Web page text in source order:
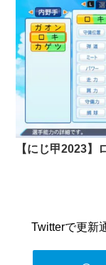
【にじ甲2023
Twitterで更新